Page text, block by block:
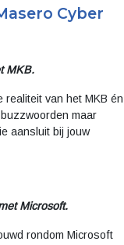
Cyber
MKB.
realiteit van het MKB én
maar
aansluit bij jouw
Microsoft.
rondom Microsoft